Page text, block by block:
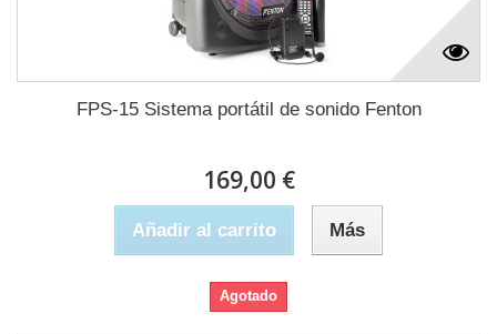
FPS-15 Sistema portátil de sonido Fenton
169,00 €
Añadir al carrito Más
Agotado